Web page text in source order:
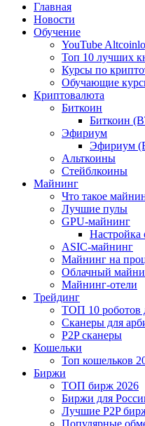
Главная
Новости
Обучение
YouTube
Топ 10 лучших
Курсы по
Обучающие
Криптовалюта
Биткоин
Биткоин
Эфириум
Эфириум
Альткоины
Стейблкоины
Майнинг
Что такое
Лучшие пулы
GPU-майнинг
Настройка
ASIC-майнинг
Майнинг на
Облачный
Майнинг-отели
Трейдинг
ТОП 10 роботов
Сканеры для
P2P сканеры
Кошельки
Топ кошельков
Биржи
ТОП бирж 2026
Биржи для
Лучшие P2P
Популярные